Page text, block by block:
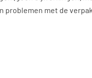
problemen met de